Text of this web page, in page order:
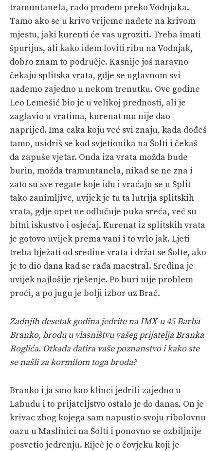
tramuntanela, rado prođem preko Vodnjaka.
Tamo ako se u krivo vrijeme nađete na krivom
mjestu, jaki kurenti će vas ugroziti. Treba imati
špurijus, ali kako idem loviti ribu na Vodnjak,
dobro znam to područje. Kasnije još naravno
čekaju splitska vrata, gdje se uglavnom svi
nađemo zajedno u nekom trenutku. Ove godine
Leo Lemešić bio je u velikoj prednosti, ali je
zaglavio u vratima, kurenat mu nije dao
naprijed. Ima caka koju već svi znaju, kada dođeš
tamo, usidriš se kod svjetionika na Šolti i čekaš
da zapuše vjetar. Onda iza vrata možda bude
burin, možda tramuntanela, nikad se ne zna i
zato su sve regate koje idu i vraćaju se u Split
tako zanimljive, uvijek je tu ta lutrija splitskih
vrata, gdje opet ne odlučuje puka sreća, već su
bitni iskustvo i osjećaj. Kurenat iz splitskih vrata
je gotovo uvijek prema vani i to vrlo jak. Ljeti
treba bježati od sredine vrata i držat se Šolte, ako
je to dio dana kad se rađa maestral. Sredina je
uvijek najlošije rješenje. Po buri nije problem
proći, a po jugu je bolji izbor uz Brač.
Zadnjih desetak godina jedrite na IMX-u 45 Barba
Branko, brodu u vlasništvu vašeg prijatelja Branka
Roglića. Otkada datira vaše poznanstvo i kako ste
se našli za kormilom toga broda?
Branko i ja smo kao klinci jedrili zajedno u
Labudu i to prijateljstvo ostalo je do danas. On je
krivac zbog kojega sam napustio svoju ribolovnu
oazu u Maslinici na Šolti i ponovno se ozbiljnije
posvetio jedrenju. Riječ je o čovjeku koji je